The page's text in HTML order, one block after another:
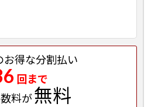
お得な分割払い
回まで
料が無料